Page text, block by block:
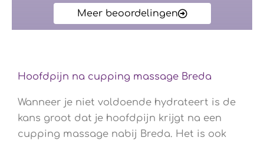
Meer beoordelingen
Hoofdpijn na cupping massage Breda
Wanneer je niet voldoende hydrateert is de
kans groot dat je hoofdpijn krijgt na een
cupping massage nabij Breda. Het is ook